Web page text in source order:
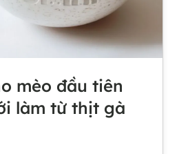
mèo đầu tiên
làm từ thịt gà